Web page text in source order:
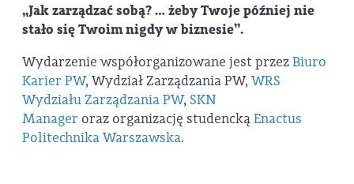
„Jak zarządzać sobą? … żeby Twoje później nie
stało się Twoim nigdy w biznesie”.
Wydarzenie współorganizowane jest przezBiuro
Karier PW, Wydział Zarządzania PW, WRS
Wydziału Zarządzania PW, SKN
Manager oraz organizację studenckąEnactus
Politechnika Warszawska.